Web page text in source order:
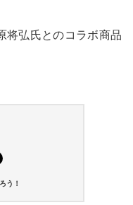
将弘氏とのコラボ商品
う！